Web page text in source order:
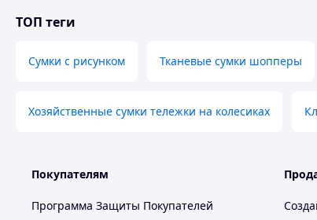
ТОП теги
Сумки с рисунком Тканевые сумки шопперы
Хозяйственные сумки тележки на колесиках
Покупателям
Программа Защиты Покупателей